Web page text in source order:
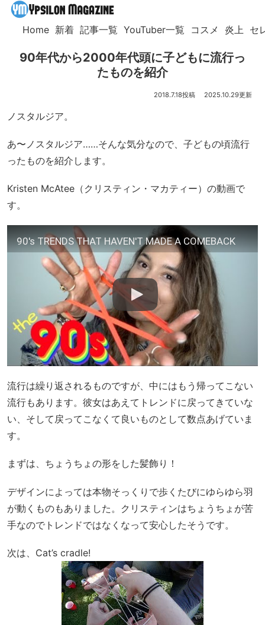
Home 新着 記事一覧 YouTuber一覧 コスメ 炎上 セ
90年代から2000年代頭に子どもに流行っ
たものを紹介
2018.7.18 2025.10.29
ノスタルジア。
あ〜ノスタルジア……そんな気分なので、子どもの頃流行
ったものを紹介します。
Kristen McAtee（クリスティン・マカティー）の動画で
す。
90's TRENDS THAT HAVEN'T MADE A COMEBACK
流行は繰り返されるものですが、中にはもう帰ってこない
流行もあります。彼女はあえてトレンドに戻ってきていな
い、そして戻ってこなくて良いものとして数点あげていま
す。
まずは、ちょうちょの形をした髪飾り！
デザインによっては本物そっくりで歩くたびにゆらゆら羽
が動くものもありました。クリスティンはちょうちょが苦
手なのでトレンドではなくなって安心したそうです。
次は、Cat’s cradle!